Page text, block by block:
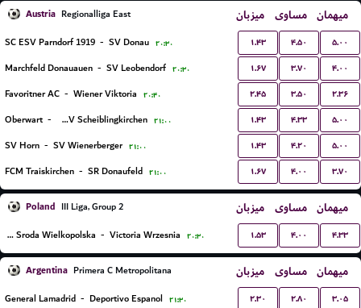
Austria Regionalliga East میزبان مساوی میهمان
SC ESV Parndorf 1919 - SV Donau ۲۰:۳۰ ۱.۴۳ ۴.۵۰ ۵.۰۰
Marchfeld Donauauen - SV Leobendorf ۲۰:۳۰ ۱.۶۷ ۳.۷۰ ۴.۰۰
Favoritner AC - Wiener Viktoria ۲۰:۴۰ ۲.۴۵ ۳.۵۰ ۲.۳۶
Oberwart - USV Scheiblingkirchen ۲۱:۰۰ ۱.۴۳ ۴.۳۳ ۵.۰۰
SV Horn - SV Wienerberger ۲۱:۰۰ ۱.۴۳ ۴.۲۰ ۵.۰۰
FCM Traiskirchen - SR Donaufeld ۲۱:۰۰ ۱.۶۷ ۴.۰۰ ۳.۷۰
Poland III Liga, Group 2 میزبان مساوی میهمان
Polonia Sroda Wielkopolska - Victoria Wrzesnia ۲۰:۳۰ ۱.۵۳ ۴.۰۰ ۴.۳۳
Argentina Primera C Metropolitana میزبان مساوی میهمان
General Lamadrid - Deportivo Espanol ۲۱:۳۰ ۲.۳۰ ۲.۸۰ ۳.۰۵